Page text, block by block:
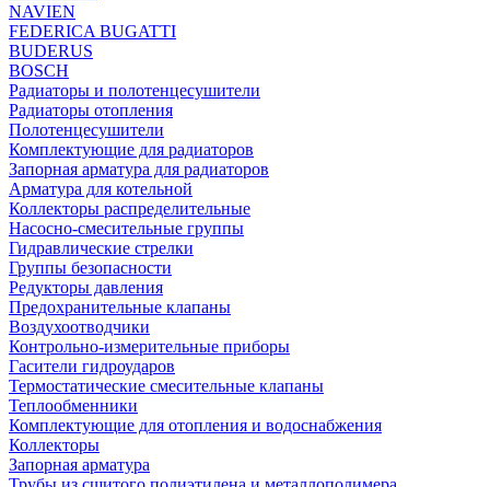
NAVIEN
FEDERICA BUGATTI
BUDERUS
BOSCH
Радиаторы и полотенцесушители
Радиаторы отопления
Полотенцесушители
Комплектующие для радиаторов
Запорная арматура для радиаторов
Арматура для котельной
Коллекторы распределительные
Насосно-смесительные группы
Гидравлические стрелки
Группы безопасности
Редукторы давления
Предохранительные клапаны
Воздухоотводчики
Контрольно-измерительные приборы
Гасители гидроударов
Термостатические смесительные клапаны
Теплообменники
Комплектующие для отопления и водоснабжения
Коллекторы
Запорная арматура